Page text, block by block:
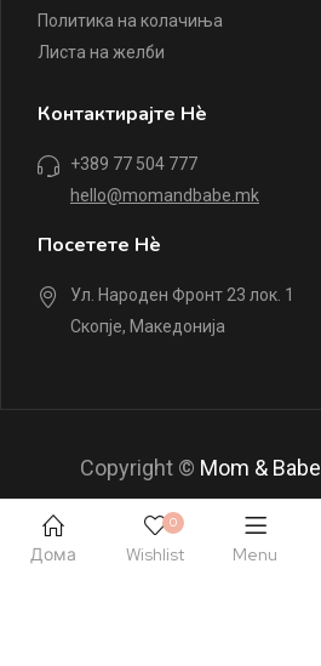
Политика на колачиња
Листа на желби
Контактирајте Нè
+389 77 504 777
hello@momandbabe.mk
Посетете Нè
Ул. Народен Фронт 23 лок. 1
Скопје, Македонија
Copyright © Mom & Babe
reserved.
Дома
0
Wishlist Menu